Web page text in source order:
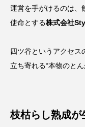
運営を手がけるのは、
使命とする株式会社
四ツ谷というアクセス
立ち寄れる“本物のと
枝枯らし熟成が